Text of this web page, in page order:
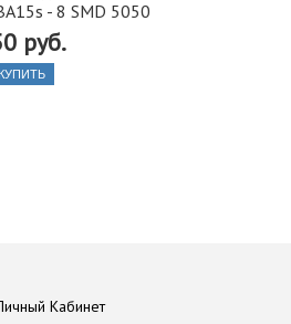
- 8 SMD 5050
руб.
КУПИТЬ
Кабинет